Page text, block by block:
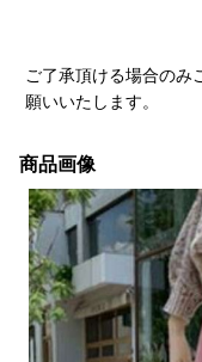
ご了承頂ける場合のみ
願いいたします。
商品画像